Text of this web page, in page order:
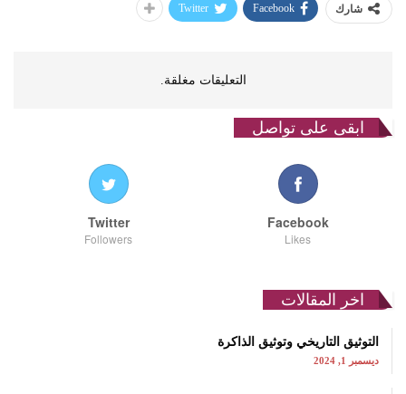
شارك Facebook
Twitter
التعليقات مغلقة.
ابقى على تواصل
Facebook
Likes
Twitter
Followers
اخر المقالات
التوثيق التاريخي وتوثيق الذاكرة
ديسمبر 1, 2024